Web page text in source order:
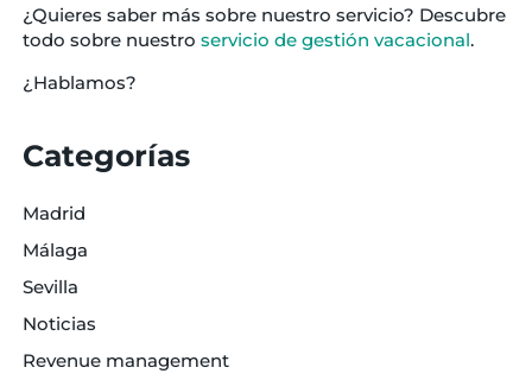
¿Quieres saber más sobre nuestro servicio? Descubre
todo sobre nuestro servicio de gestión vacacional.
¿Hablamos?
Categorías
Madrid
Málaga
Sevilla
Noticias
Revenue management